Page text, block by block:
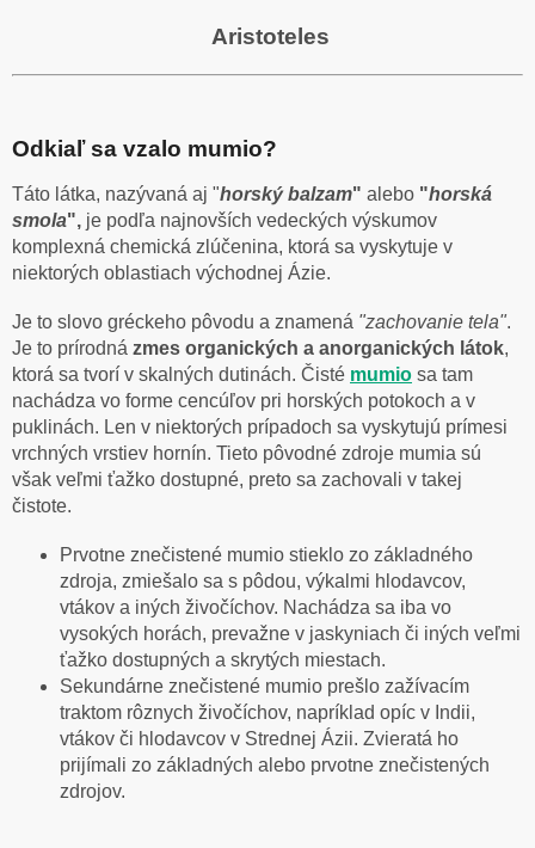
Aristoteles
Odkiaľ sa vzalo mumio?
Táto látka, nazývaná aj "horský balzam" alebo "horská
smola", je podľa najnovších vedeckých výskumov
komplexná chemická zlúčenina, ktorá sa vyskytuje v
niektorých oblastiach východnej Ázie.
Je to slovo gréckeho pôvodu a znamená "zachovanie tela".
Je to prírodná zmes organických a anorganických látok,
ktorá sa tvorí v skalných dutinách. Čisté mumio sa tam
nachádza vo forme cencúľov pri horských potokoch a v
puklinách. Len v niektorých prípadoch sa vyskytujú prímesi
vrchných vrstiev hornín. Tieto pôvodné zdroje mumia sú
však veľmi ťažko dostupné, preto sa zachovali v takej
čistote.
Prvotne znečistené mumio stieklo zo základného
zdroja, zmiešalo sa s pôdou, výkalmi hlodavcov,
vtákov a iných živočíchov. Nachádza sa iba vo
vysokých horách, prevažne v jaskyniach či iných veľmi
ťažko dostupných a skrytých miestach.
Sekundárne znečistené mumio prešlo zažívacím
traktom rôznych živočíchov, napríklad opíc v Indii,
vtákov či hlodavcov v Strednej Ázii. Zvieratá ho
prijímali zo základných alebo prvotne znečistených
zdrojov.